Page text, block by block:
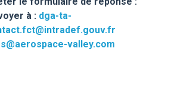
à : dga-ta-
valley.com